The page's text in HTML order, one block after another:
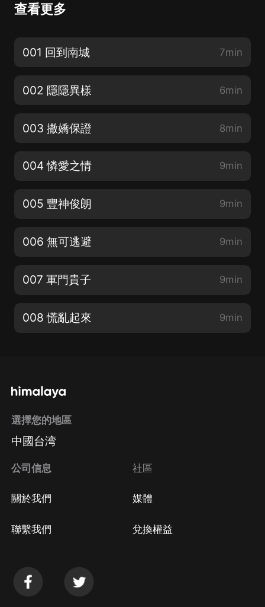
查看更多
001 回到南城 7min
002 隱隱異樣 6min
003 撒嬌保證 8min
004 憐愛之情 9min
005 豐神俊朗 9min
006 無可逃避 9min
007 軍門貴子 9min
008 慌亂起來 9min
選擇您的地區
中國台湾
公司信息
關於我們
聯繫我們
社區
媒體
兌換權益